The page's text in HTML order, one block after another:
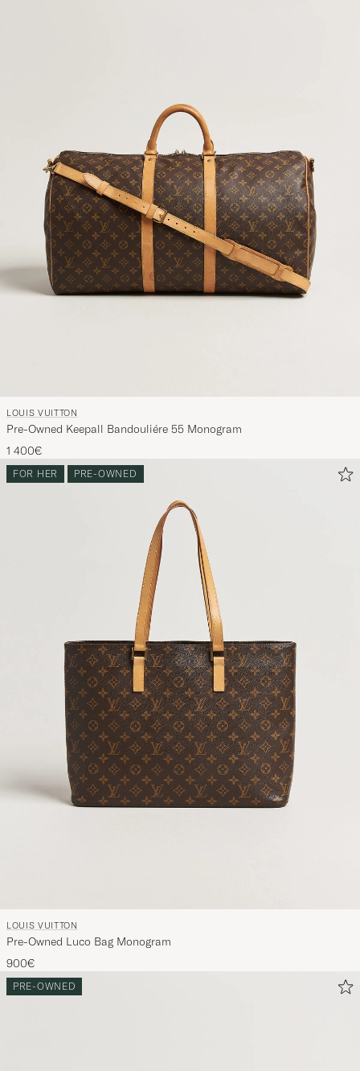
LOUIS VUITTON
Pre-Owned Keepall Bandouliére 55 Monogram
1 400€
FOR HER PRE-OWNED
LOUIS VUITTON
Pre-Owned Luco Bag Monogram
900€
PRE-OWNED